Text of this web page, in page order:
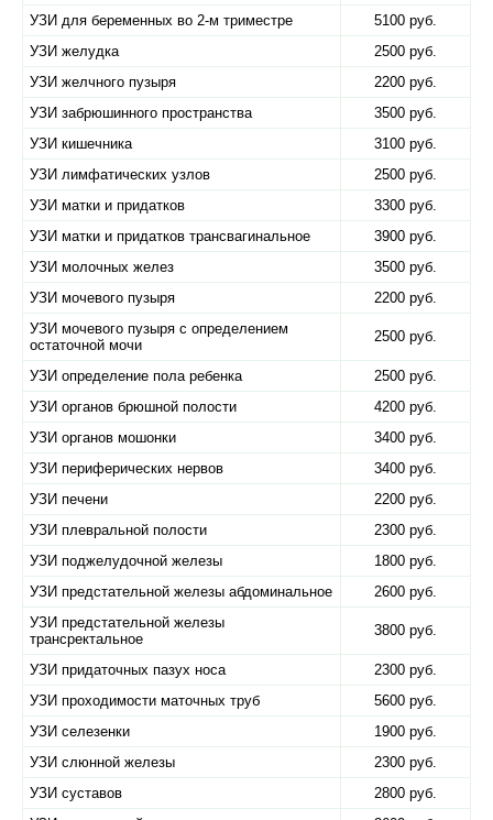
УЗИ для беременных во 2-м триместре
5100 руб.
УЗИ желудка
2500 руб.
УЗИ желчного пузыря
2200 руб.
УЗИ забрюшинного пространства
3500 руб.
УЗИ кишечника
3100 руб.
УЗИ лимфатических узлов
2500 руб.
УЗИ матки и придатков
3300 руб.
УЗИ матки и придатков трансвагинальное
3900 руб.
УЗИ молочных желез
3500 руб.
УЗИ мочевого пузыря
2200 руб.
УЗИ мочевого пузыря с определением
остаточной мочи
2500 руб.
УЗИ определение пола ребенка
2500 руб.
УЗИ органов брюшной полости
4200 руб.
УЗИ органов мошонки
3400 руб.
УЗИ периферических нервов
3400 руб.
УЗИ печени
2200 руб.
УЗИ плевральной полости
2300 руб.
УЗИ поджелудочной железы
1800 руб.
УЗИ предстательной железы абдоминальное
2600 руб.
УЗИ предстательной железы
трансректальное
3800 руб.
УЗИ придаточных пазух носа
2300 руб.
УЗИ проходимости маточных труб
5600 руб.
УЗИ селезенки
1900 руб.
УЗИ слюнной железы
2300 руб.
УЗИ суставов
2800 руб.